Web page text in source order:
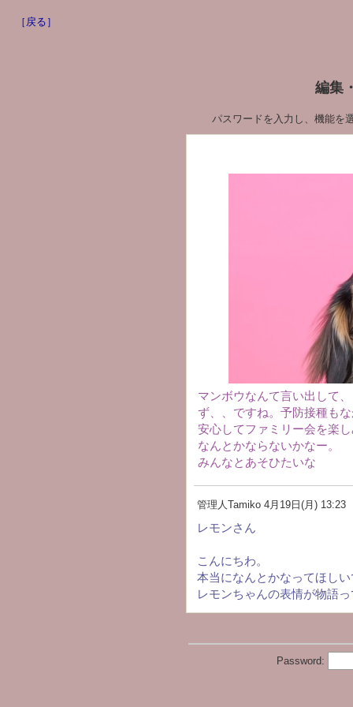
［戻る］
編集
パスワードを入力し、機能を
マンボウなんて言い出して
ず、、ですね。予防接種も
安心してファミリー会を楽
なんとかならないかなー。
みんなとあそひたいな
管理人Tamiko 4月19日(月) 13:23
レモンさん
こんにちわ。
本当になんとかなってほし
レモンちゃんの表情が物語
Password: